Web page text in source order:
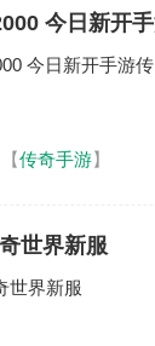
今日新开
【传奇手游】
世界新服